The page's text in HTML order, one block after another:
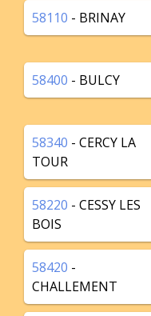
58110 - BRINAY
58400 - BULCY
58340 - CERCY LA
TOUR
58220 - CESSY LES
BOIS
58420 -
CHALLEMENT